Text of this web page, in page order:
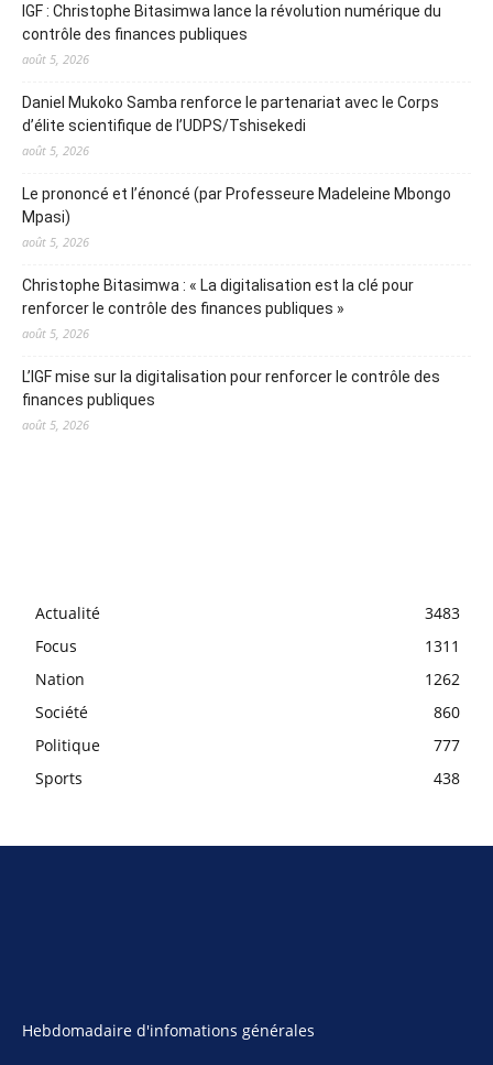
IGF : Christophe Bitasimwa lance la révolution numérique du
contrôle des finances publiques
août 5, 2026
Daniel Mukoko Samba renforce le partenariat avec le Corps
d’élite scientifique de l’UDPS/Tshisekedi
août 5, 2026
Le prononcé et l’énoncé (par Professeure Madeleine Mbongo
Mpasi)
août 5, 2026
Christophe Bitasimwa : « La digitalisation est la clé pour
renforcer le contrôle des finances publiques »
août 5, 2026
L’IGF mise sur la digitalisation pour renforcer le contrôle des
finances publiques
août 5, 2026
Actualité
3483
Focus
1311
Nation
1262
Société
860
Politique
777
Sports
438
Hebdomadaire d'infomations générales